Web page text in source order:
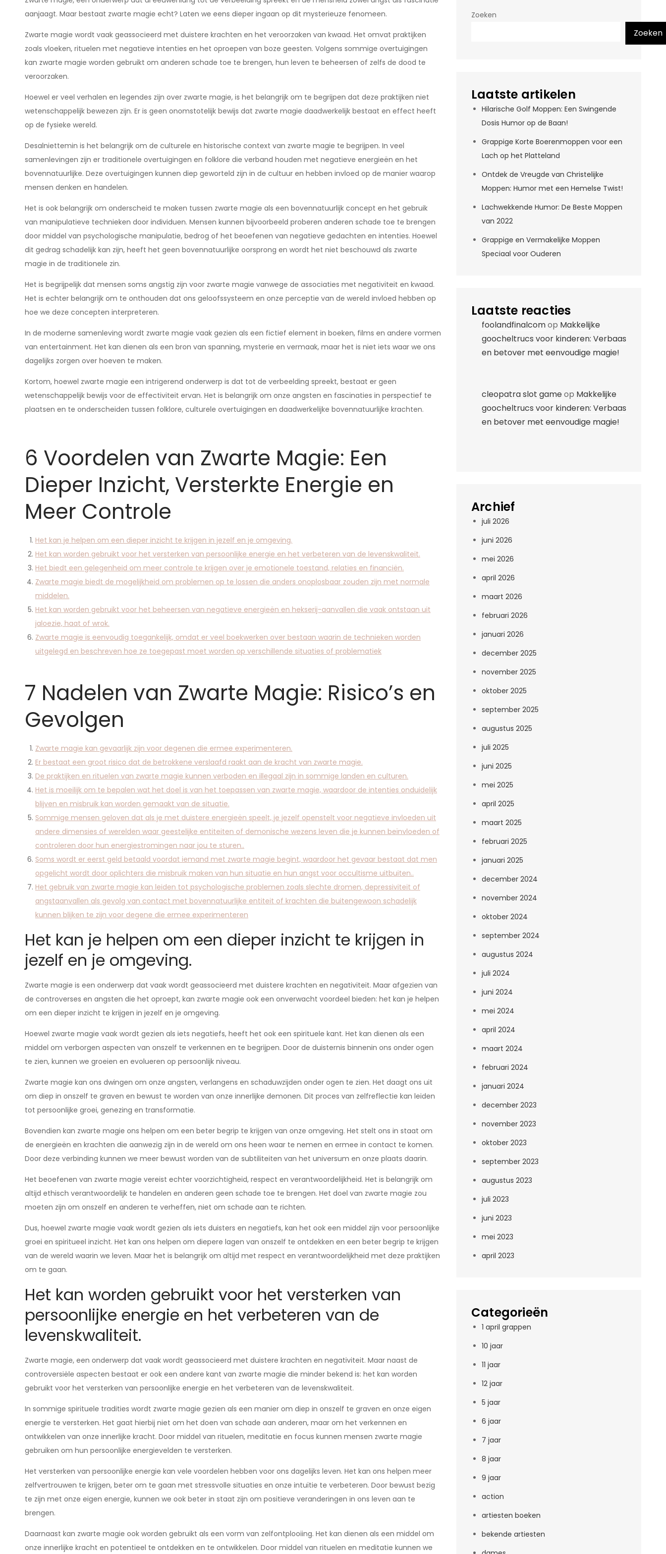
aanjaagt. Maar bestaat zwarte magie echt? Laten we eens dieper ingaan op dit mysterieuze fenomeen.
Zwarte magie wordt vaak geassocieerd met duistere krachten en het veroorzaken van kwaad. Het omvat praktijken
zoals vloeken, rituelen met negatieve intenties en het oproepen van boze geesten. Volgens sommige overtuigingen
kan zwarte magie worden gebruikt om anderen schade toe te brengen, hun leven te beheersen of zelfs de dood te
veroorzaken.
Hoewel er veel verhalen en legendes zijn over zwarte magie, is het belangrijk om te begrijpen dat deze praktijken niet
wetenschappelijk bewezen zijn. Er is geen onomstotelijk bewijs dat zwarte magie daadwerkelijk bestaat en effect heeft
op de fysieke wereld.
Desalniettemin is het belangrijk om de culturele en historische context van zwarte magie te begrijpen. In veel
samenlevingen zijn er traditionele overtuigingen en folklore die verband houden met negatieve energieën en het
bovennatuurlijke. Deze overtuigingen kunnen diep geworteld zijn in de cultuur en hebben invloed op de manier waarop
mensen denken en handelen.
Het is ook belangrijk om onderscheid te maken tussen zwarte magie als een bovennatuurlijk concept en het gebruik
van manipulatieve technieken door individuen. Mensen kunnen bijvoorbeeld proberen anderen schade toe te brengen
door middel van psychologische manipulatie, bedrog of het beoefenen van negatieve gedachten en intenties. Hoewel
dit gedrag schadelijk kan zijn, heeft het geen bovennatuurlijke oorsprong en wordt het niet beschouwd als zwarte
magie in de traditionele zin.
Het is begrijpelijk dat mensen soms angstig zijn voor zwarte magie vanwege de associaties met negativiteit en kwaad.
Het is echter belangrijk om te onthouden dat ons geloofssysteem en onze perceptie van de wereld invloed hebben op
hoe we deze concepten interpreteren.
In de moderne samenleving wordt zwarte magie vaak gezien als een fictief element in boeken, films en andere vormen
van entertainment. Het kan dienen als een bron van spanning, mysterie en vermaak, maar het is niet iets waar we ons
dagelijks zorgen over hoeven te maken.
Kortom, hoewel zwarte magie een intrigerend onderwerp is dat tot de verbeelding spreekt, bestaat er geen
wetenschappelijk bewijs voor de effectiviteit ervan. Het is belangrijk om onze angsten en fascinaties in perspectief te
plaatsen en te onderscheiden tussen folklore, culturele overtuigingen en daadwerkelijke bovennatuurlijke krachten.
6 Voordelen van Zwarte Magie: Een
Dieper Inzicht, Versterkte Energie en
Meer Controle
Het kan je helpen om een dieper inzicht te krijgen in jezelf en je omgeving.
Het kan worden gebruikt voor het versterken van persoonlijke energie en het verbeteren van de levenskwaliteit.
Het biedt een gelegenheid om meer controle te krijgen over je emotionele toestand, relaties en financiën.
Zwarte magie biedt de mogelijkheid om problemen op te lossen die anders onoplosbaar zouden zijn met normale
middelen.
Het kan worden gebruikt voor het beheersen van negatieve energieën en hekserij-aanvallen die vaak ontstaan uit
jaloezie, haat of wrok.
Zwarte magie is eenvoudig toegankelijk, omdat er veel boekwerken over bestaan waarin de technieken worden
uitgelegd en beschreven hoe ze toegepast moet worden op verschillende situaties of problematiek
7 Nadelen van Zwarte Magie: Risico’s en
Gevolgen
Zwarte magie kan gevaarlijk zijn voor degenen die ermee experimenteren.
Er bestaat een groot risico dat de betrokkene verslaafd raakt aan de kracht van zwarte magie.
De praktijken en rituelen van zwarte magie kunnen verboden en illegaal zijn in sommige landen en culturen.
Het is moeilijk om te bepalen wat het doel is van het toepassen van zwarte magie, waardoor de intenties onduidelijk
blijven en misbruik kan worden gemaakt van de situatie.
Sommige mensen geloven dat als je met duistere energieën speelt, je jezelf openstelt voor negatieve invloeden uit
andere dimensies of werelden waar geestelijke entiteiten of demonische wezens leven die je kunnen beïnvloeden of
controleren door hun energiestromingen naar jou te sturen..
Soms wordt er eerst geld betaald voordat iemand met zwarte magie begint, waardoor het gevaar bestaat dat men
opgelicht wordt door oplichters die misbruik maken van hun situatie en hun angst voor occultisme uitbuiten..
Het gebruik van zwarte magie kan leiden tot psychologische problemen zoals slechte dromen, depressiviteit of
angstaanvallen als gevolg van contact met bovennatuurlijke entiteit of krachten die buitengewoon schadelijk
kunnen blijken te zijn voor degene die ermee experimenteren
Het kan je helpen om een dieper inzicht te krijgen in
jezelf en je omgeving.
Zwarte magie is een onderwerp dat vaak wordt geassocieerd met duistere krachten en negativiteit. Maar afgezien van
de controverses en angsten die het oproept, kan zwarte magie ook een onverwacht voordeel bieden: het kan je helpen
om een dieper inzicht te krijgen in jezelf en je omgeving.
Hoewel zwarte magie vaak wordt gezien als iets negatiefs, heeft het ook een spirituele kant. Het kan dienen als een
middel om verborgen aspecten van onszelf te verkennen en te begrijpen. Door de duisternis binnenin ons onder ogen
te zien, kunnen we groeien en evolueren op persoonlijk niveau.
Zwarte magie kan ons dwingen om onze angsten, verlangens en schaduwzijden onder ogen te zien. Het daagt ons uit
om diep in onszelf te graven en bewust te worden van onze innerlijke demonen. Dit proces van zelfreflectie kan leiden
tot persoonlijke groei, genezing en transformatie.
Bovendien kan zwarte magie ons helpen om een beter begrip te krijgen van onze omgeving. Het stelt ons in staat om
de energieën en krachten die aanwezig zijn in de wereld om ons heen waar te nemen en ermee in contact te komen.
Door deze verbinding kunnen we meer bewust worden van de subtiliteiten van het universum en onze plaats daarin.
Het beoefenen van zwarte magie vereist echter voorzichtigheid, respect en verantwoordelijkheid. Het is belangrijk om
altijd ethisch verantwoordelijk te handelen en anderen geen schade toe te brengen. Het doel van zwarte magie zou
moeten zijn om onszelf en anderen te verheffen, niet om schade aan te richten.
Dus, hoewel zwarte magie vaak wordt gezien als iets duisters en negatiefs, kan het ook een middel zijn voor persoonlijke
groei en spiritueel inzicht. Het kan ons helpen om diepere lagen van onszelf te ontdekken en een beter begrip te krijgen
van de wereld waarin we leven. Maar het is belangrijk om altijd met respect en verantwoordelijkheid met deze praktijken
om te gaan.
Het kan worden gebruikt voor het versterken van
persoonlijke energie en het verbeteren van de
levenskwaliteit.
Zwarte magie, een onderwerp dat vaak wordt geassocieerd met duistere krachten en negativiteit. Maar naast de
controversiële aspecten bestaat er ook een andere kant van zwarte magie die minder bekend is: het kan worden
gebruikt voor het versterken van persoonlijke energie en het verbeteren van de levenskwaliteit.
In sommige spirituele tradities wordt zwarte magie gezien als een manier om diep in onszelf te graven en onze eigen
energie te versterken. Het gaat hierbij niet om het doen van schade aan anderen, maar om het verkennen en
ontwikkelen van onze innerlijke kracht. Door middel van rituelen, meditatie en focus kunnen mensen zwarte magie
gebruiken om hun persoonlijke energievelden te versterken.
Het versterken van persoonlijke energie kan vele voordelen hebben voor ons dagelijks leven. Het kan ons helpen meer
zelfvertrouwen te krijgen, beter om te gaan met stressvolle situaties en onze intuïtie te verbeteren. Door bewust bezig
te zijn met onze eigen energie, kunnen we ook beter in staat zijn om positieve veranderingen in ons leven aan te
brengen.
Daarnaast kan zwarte magie ook worden gebruikt als een vorm van zelfontplooiing. Het kan dienen als een middel om
onze innerlijke kracht en potentieel te ontdekken en te ontwikkelen. Door middel van rituelen en meditatie kunnen we
Zoeken
Zoeken
Laatste artikelen
Hilarische Golf Moppen: Een Swingende
Dosis Humor op de Baan!
Grappige Korte Boerenmoppen voor een
Lach op het Platteland
Ontdek de Vreugde van Christelijke
Moppen: Humor met een Hemelse Twist!
Lachwekkende Humor: De Beste Moppen
van 2022
Grappige en Vermakelijke Moppen
Speciaal voor Ouderen
Laatste reacties
foolandfinalcomop Makkelijke
goocheltrucs voor kinderen: Verbaas
en betover met eenvoudige magie!
cleopatra slot gameop Makkelijke
goocheltrucs voor kinderen: Verbaas
en betover met eenvoudige magie!
Archief
juli 2026
juni 2026
mei 2026
april 2026
maart 2026
februari 2026
januari 2026
december 2025
november 2025
oktober 2025
september 2025
augustus 2025
juli 2025
juni 2025
mei 2025
april 2025
maart 2025
februari 2025
januari 2025
december 2024
november 2024
oktober 2024
september 2024
augustus 2024
juli 2024
juni 2024
mei 2024
april 2024
maart 2024
februari 2024
januari 2024
december 2023
november 2023
oktober 2023
september 2023
augustus 2023
juli 2023
juni 2023
mei 2023
april 2023
Categorieën
1 april grappen
10 jaar
11 jaar
12 jaar
5 jaar
6 jaar
7 jaar
8 jaar
9 jaar
action
artiesten boeken
bekende artiesten